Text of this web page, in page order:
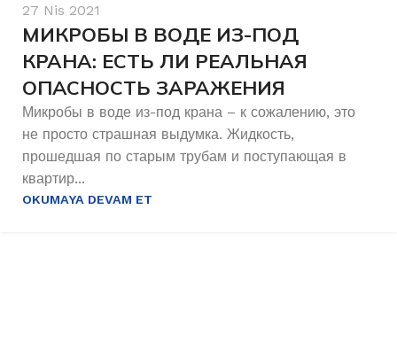
27 Nis 2021
МИКРОБЫ В ВОДЕ ИЗ-ПОД
КРАНА: ЕСТЬ ЛИ РЕАЛЬНАЯ
ОПАСНОСТЬ ЗАРАЖЕНИЯ
Микробы в воде из-под крана – к сожалению, это
не просто страшная выдумка. Жидкость,
прошедшая по старым трубам и поступающая в
квартир...
OKUMAYA DEVAM ET